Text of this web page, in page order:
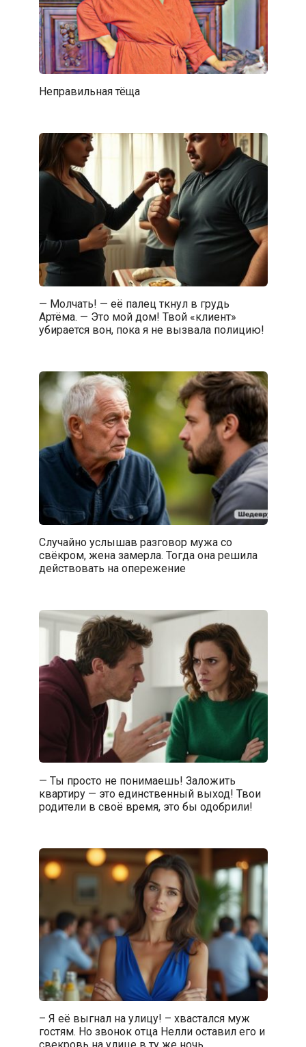
Неправильная тёща
— Молчать! — её палец ткнул в грудь
Артёма. — Это мой дом! Твой «клиент»
убирается вон, пока я не вызвала полицию!
Случайно услышав разговор мужа со
свёкром, жена замерла. Тогда она решила
действовать на опережение
— Ты просто не понимаешь! Заложить
квартиру — это единственный выход! Твои
родители в своё время, это бы одобрили!
– Я её выгнал на улицу! – хвастался муж
гостям. Но звонок отца Нелли оставил его и